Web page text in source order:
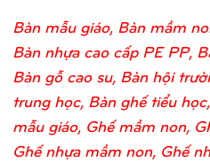
Bàn mẫu giáo, Bàn mầm
Bàn nhựa cao cấp PE PP,
Bàn gỗ cao su, Bàn hội
trung học, Bàn ghế tiểu
mẫu giáo, Ghế mầm non,
Ghế nhựa mầm non, Ghế